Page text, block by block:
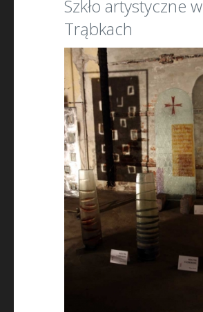
Szkło artystyczne w
Trąbkach